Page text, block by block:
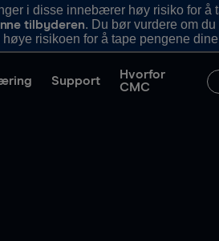
i disse innebærer høy risiko for å
tilbyderen. Du bør vurdere om
risikoen for å tape pengene
Support
Hvorfor
CMC